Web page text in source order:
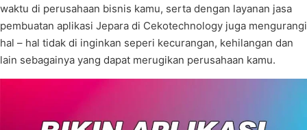
waktu di perusahaan bisnis kamu, serta dengan layanan jasa
pembuatan aplikasi Jepara di Cekotechnology juga mengurangi
hal – hal tidak di inginkan seperi kecurangan, kehilangan dan
lain sebagainya yang dapat merugikan perusahaan kamu.